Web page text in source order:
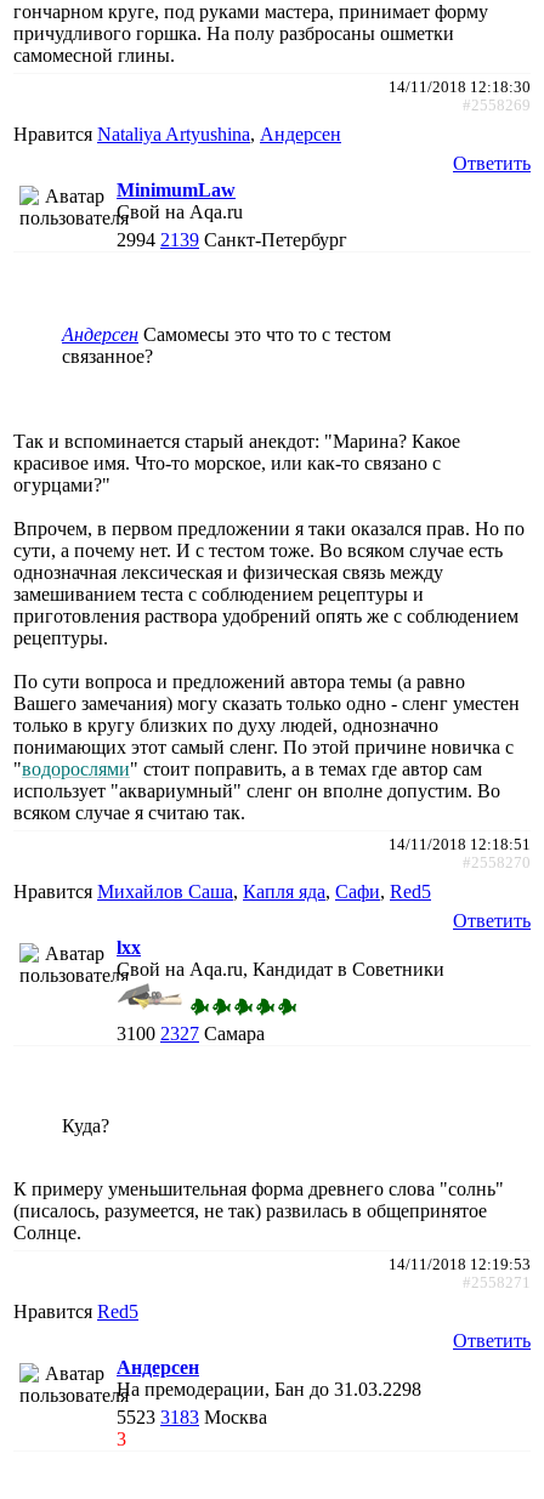
гончарном круге, под руками мастера, принимает форму
причудливого горшка. На полу разбросаны ошметки
самомесной глины.
14/11/2018 12:18:30
#2558269
Нравится Nataliya Artyushina, Андерсен
Ответить
MinimumLaw
Свой на Aqa.ru
2994 2139 Санкт-Петербург
Андерсен Самомесы это что то с тестом
связанное?
Так и вспоминается старый анекдот: "Марина? Какое
красивое имя. Что-то морское, или как-то связано с
огурцами?"
Впрочем, в первом предложении я таки оказался прав. Но по
сути, а почему нет. И с тестом тоже. Во всяком случае есть
однозначная лексическая и физическая связь между
замешиванием теста с соблюдением рецептуры и
приготовления раствора удобрений опять же с соблюдением
рецептуры.
По сути вопроса и предложений автора темы (а равно
Вашего замечания) могу сказать только одно - сленг уместен
только в кругу близких по духу людей, однозначно
понимающих этот самый сленг. По этой причине новичка с
"водорослями" стоит поправить, а в темах где автор сам
использует "аквариумный" сленг он вполне допустим. Во
всяком случае я считаю так.
14/11/2018 12:18:51
#2558270
Нравится Михайлов Саша, Капля яда, Сафи, Red5
Ответить
lxx
Свой на Aqa.ru, Кандидат в Советники
3100 2327 Самара
Куда?
К примеру уменьшительная форма древнего слова "солнь"
(писалось, разумеется, не так) развилась в общепринятое
Солнце.
14/11/2018 12:19:53
#2558271
Нравится Red5
Ответить
Андерсен
На премодерации, Бан до 31.03.2298
5523 3183 Москва
3